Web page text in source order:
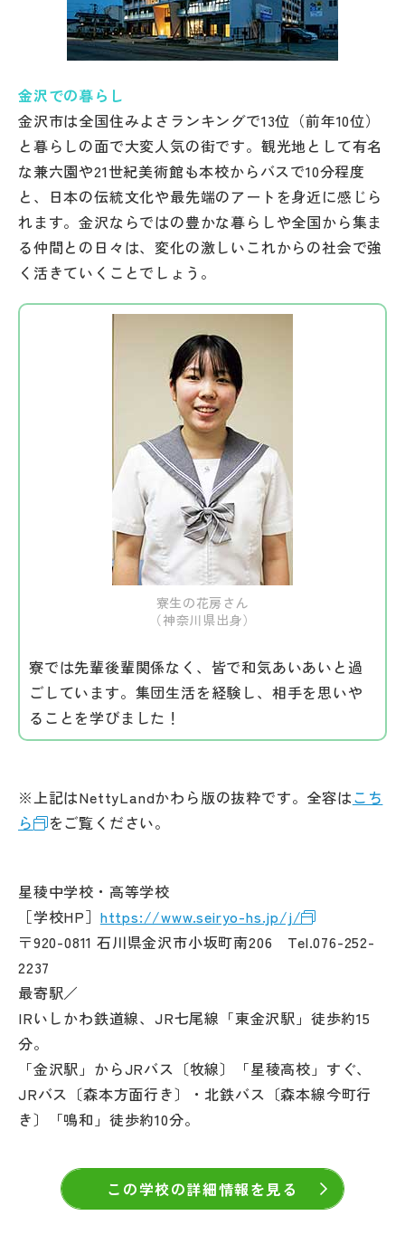
金沢での暮らし
金沢市は全国住みよさランキングで13位（前年10位）
と暮らしの面で大変人気の街です。観光地として有名
な兼六園や21世紀美術館も本校からバスで10分程度
と、日本の伝統文化や最先端のアートを身近に感じら
れます。金沢ならではの豊かな暮らしや全国から集ま
る仲間との日々は、変化の激しいこれからの社会で強
く活きていくことでしょう。
寮生の花房さん
（神奈川県出身）
寮では先輩後輩関係なく、皆で和気あいあいと過
ごしています。集団生活を経験し、相手を思いや
ることを学びました！
※上記はNettyLandかわら版の抜粋です。全容はこち
ら
をご覧ください。
星稜中学校・高等学校
［学校HP］ https://www.seiryo-hs.jp/j/
〒920-0811 石川県金沢市小坂町南206 Tel.076-252-
2237
最寄駅／
IRいしかわ鉄道線、JR七尾線「東金沢駅」徒歩約15
分。
「金沢駅」からJRバス〔牧線〕「星稜高校」すぐ、
JRバス〔森本方面行き〕・北鉄バス〔森本線今町行
き〕「鳴和」徒歩約10分。
この学校の詳細情報を見る